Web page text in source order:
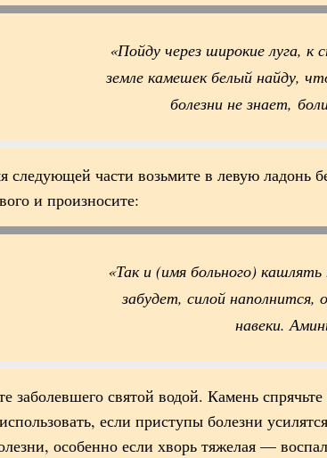
«Пойду через широкие луга, к
земле камешек белый найду,
болезни не знает,
следующей части возьмите в левую ладонь
и произносите:
«Так и (имя больного) кашлять
забудет, силой наполнится,
навеки.
заболевшего святой водой. Камень
если приступы болезни
особенно если хворь тяжелая —